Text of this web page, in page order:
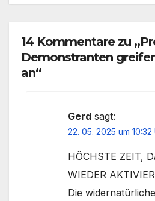
14 Kommentare zu
Demonstranten
an“
Gerd sagt:
22. 05. 2025 um 10:32
HÖCHSTE ZEIT,
WIEDER
Die